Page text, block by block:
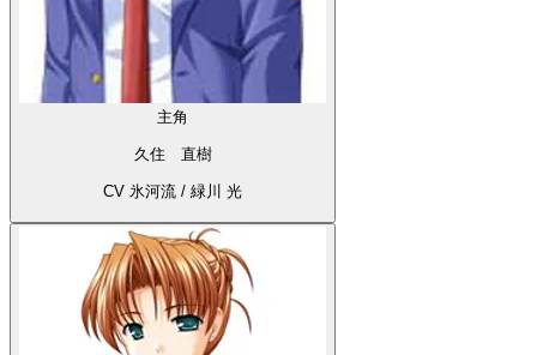
主角
久住 直樹
CV 氷河流 / 緑川 光